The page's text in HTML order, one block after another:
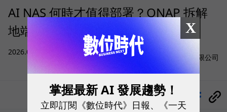
AI NAS 何時才值得部署？QNAP 拆解
地端 AI 的成本、算力與資料門檻
2026.08.05 AI與大數據
sponsored by
威聯通科技股份有限公司
分享
X
掌握最新 AI 發展趨勢！
立即訂閱《數位時代》日報、《一天